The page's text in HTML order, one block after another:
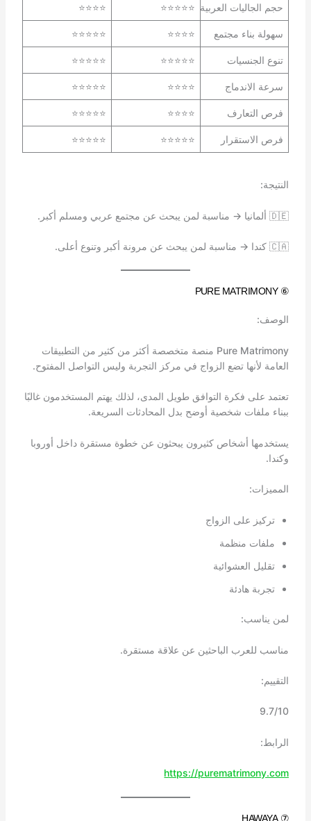
حجم الجاليات العربية ⭐⭐⭐⭐⭐
⭐⭐⭐⭐
سهولة بناء مجتمع ⭐⭐⭐⭐
⭐⭐⭐⭐⭐
تنوع الجنسيات ⭐⭐⭐⭐⭐
⭐⭐⭐⭐⭐
سرعة الاندماج ⭐⭐⭐⭐
⭐⭐⭐⭐⭐
فرص التعارف ⭐⭐⭐⭐
⭐⭐⭐⭐⭐
فرص الاستقرار ⭐⭐⭐⭐⭐
⭐⭐⭐⭐⭐
النتيجة:
🇩🇪 ألمانيا → مناسبة لمن يبحث عن مجتمع عربي ومسلم أكبر.
🇨🇦 كندا → مناسبة لمن يبحث عن مرونة أكبر وتنوع أعلى.
⑥ PURE MATRIMONY
الوصف:
Pure Matrimony منصة متخصصة أكثر من كثير من التطبيقات
العامة لأنها تضع الزواج في مركز التجربة وليس التواصل المفتوح.
تعتمد على فكرة التوافق طويل المدى، لذلك يهتم المستخدمون غالبًا
ببناء ملفات شخصية أوضح بدل المحادثات السريعة.
يستخدمها أشخاص كثيرون يبحثون عن خطوة مستقرة داخل أوروبا
وكندا.
المميزات:
تركيز على الزواج
ملفات منظمة
تقليل العشوائية
تجربة هادئة
لمن يناسب:
مناسب للعرب الباحثين عن علاقة مستقرة.
التقييم:
9.7/10
الرابط:
https://purematrimony.com
⑦ HAWAYA